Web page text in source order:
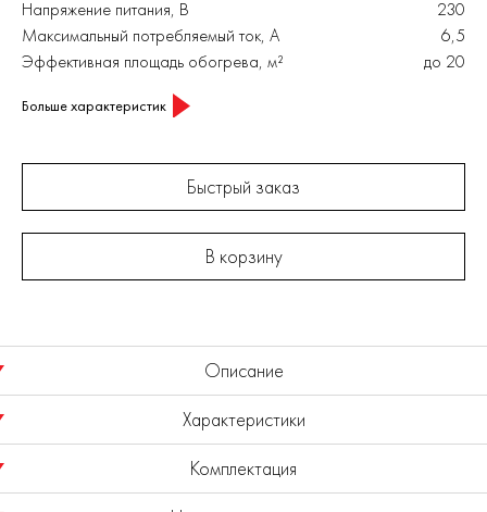
Напряжение питания, В
230
Максимальный потребляемый ток, А
6,5
Эффективная площадь обогрева, м²
до 20
Больше характеристик
Быстрый заказ
В корзину
Описание
Электрический конвектор (или воздухонагреватель)
мощностью 750/1500 Вт предназначен для обогрева любых
помещений площадью до 20 кв.м и автоматического
Характеристики
Мощность тепловая, кВт
1,5
Комплектация